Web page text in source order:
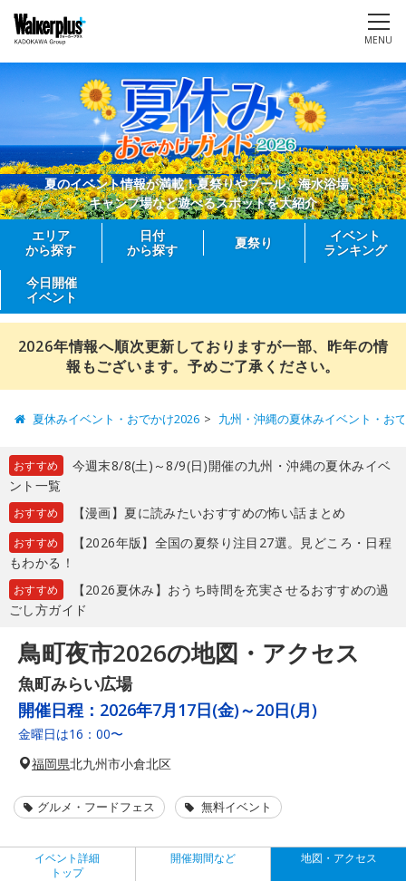
MENU
夏のイベント情報が満載！夏祭りやプール、海水浴場、
キャンプ場など遊べるスポットを大紹介
エリア
から探す
日付
から探す
夏祭り
イベント
ランキング
今日開催
イベント
2026年情報へ順次更新しておりますが一部、昨年の情
報もございます。予めご了承ください。
夏休みイベント・おでかけ2026 九州・沖縄の夏休みイベント・お
おすすめ
今週末8/8(土)～8/9(日)開催の九州・沖縄の夏休みイベ
ント一覧
おすすめ 【漫画】夏に読みたいおすすめの怖い話まとめ
おすすめ
【2026年版】全国の夏祭り注目27選。見どころ・日程
もわかる！
おすすめ
【2026夏休み】おうち時間を充実させるおすすめの過
ごし方ガイド
鳥町夜市2026の地図・アクセス
魚町みらい広場
開催日程： 2026年7月17日(金)～20日(月)
金曜日は16：00〜
福岡県北九州市小倉北区
グルメ・フードフェス 無料イベント
イベント詳細
トップ
開催期間など 地図・アクセス